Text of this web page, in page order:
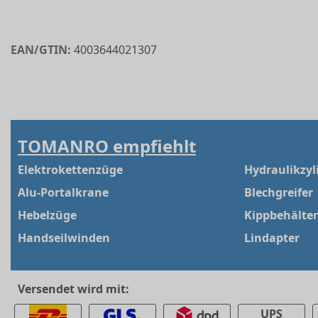
EAN/GTIN: 4003644021307
TOMANRO empfiehlt
Elektrokettenzüge
Alu-Portalkrane
Hebelzüge
Handseilwinden
Blechgreifer
Kippbehälter
Lindapter
Versendet wird mit:
UPS